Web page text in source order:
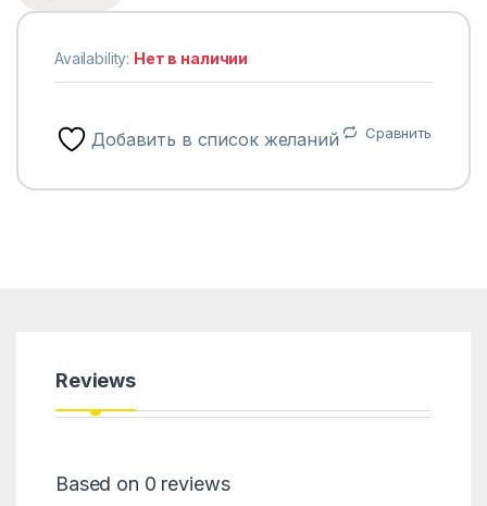
Availability: Нет в наличии
Добавить в список желаний Сравнить
Reviews
Based on 0 reviews